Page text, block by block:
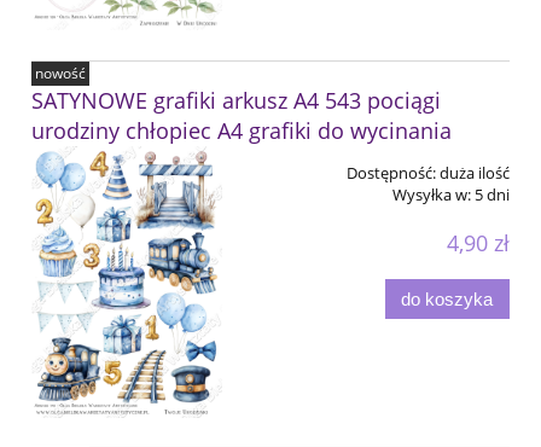
SATYNOWE grafiki arkusz A4 543 pociągi
urodziny chłopiec A4 grafiki do wycinania
Dostępność:duża ilość
Wysyłka w: 5 dni
4,90 zł
do koszyka
nowość